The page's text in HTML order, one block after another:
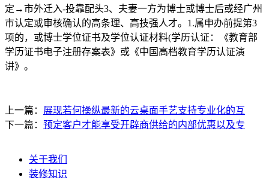
定→市外迁入-投靠配头3、夫妻一方为博士或博士后或经广州
市认定或审核确认的高条理、高技强人才。1.属申办前提第3
项的，或博士学位证书及学位认证材料(学历认证：《教育部
学历证书电子注册存案表》或《中国高档教育学历认证演
讲》。
上一篇： 展现若何操纵最新的云桌面手艺支持专业化的互
下一篇： 预定客户才能享受开辟商供给的内部优惠以及专
关于我们
装修知识